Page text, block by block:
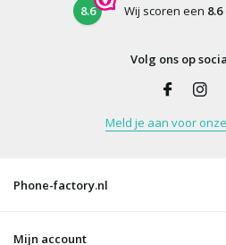
8.6 Wij scoren een 8.6
Volg ons op
Meld je aan voor
Phone-factory.nl
Mijn account